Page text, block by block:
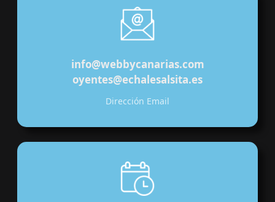
info@webbycanarias.com
oyentes@echalesalsita.es
Dirección Email